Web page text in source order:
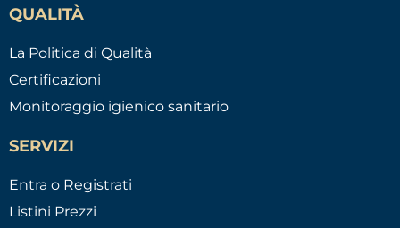
QUALITÀ
La Politica di Qualità
Certificazioni
Monitoraggio igienico sanitario
SERVIZI
Entra o Registrati
Listini Prezzi